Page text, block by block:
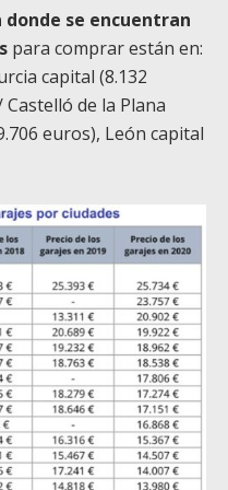
se encuentran
para comprar están en:
capital (8.132
de la Plana
euros), León capital